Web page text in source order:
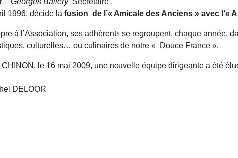
1996, décide la fusion de l’« Amicale des Anciens » avec l’«
à l’Association, ses adhérents se regroupent, chaque année,
culturelles… ou culinaires de notre « Douce France ».
le 16 mai 2009, une nouvelle équipe dirigeante a été
DELOOR